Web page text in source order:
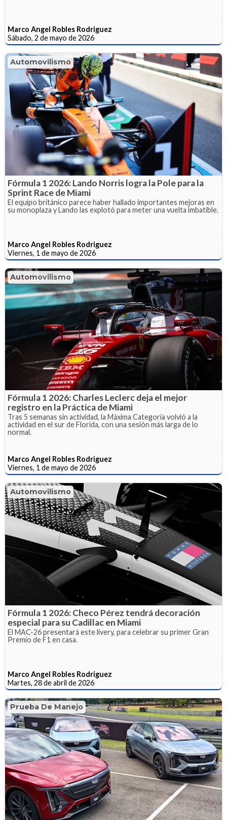
Marco Angel Robles Rodriguez
Sábado, 2 de mayo de 2026
Automovilismo
Fórmula 1 2026: Lando Norris logra la Pole para la
Sprint Race de Miami
El equipo británico parece haber hallado importantes mejoras en
su monoplaza y Lando las explotó para meter una vuelta imbatible.
Marco Angel Robles Rodriguez
Viernes, 1 de mayo de 2026
Automovilismo
Fórmula 1 2026: Charles Leclerc deja el mejor
registro en la Práctica de Miami
Tras 5 semanas sin actividad, la Máxima Categoría volvió a la
actividad en el sur de Florida, con una sesión más larga de lo
normal.
Marco Angel Robles Rodriguez
Viernes, 1 de mayo de 2026
Automovilismo
Fórmula 1 2026: Checo Pérez tendrá decoración
especial para su Cadillac en Miami
El MAC-26 presentará este livery, para celebrar su primer Gran
Premio de F1 en casa.
Marco Angel Robles Rodriguez
Martes, 28 de abril de 2026
Prueba De Manejo